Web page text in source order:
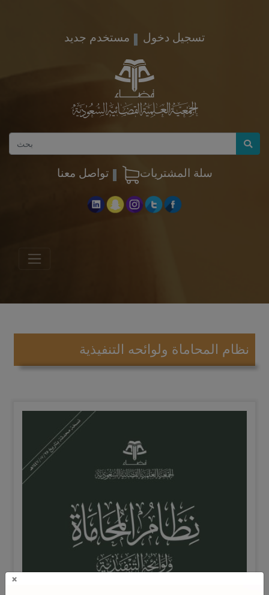
مستخدم جديد تسجيل دخول
تواصل معنا سلة المشتريات
نظام المحاماة ولوائحه التنفيذية
×